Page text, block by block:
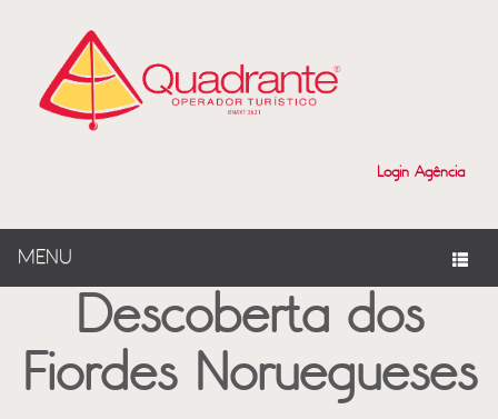
Login Agência
MENU
Descoberta dos
Fiordes Noruegueses